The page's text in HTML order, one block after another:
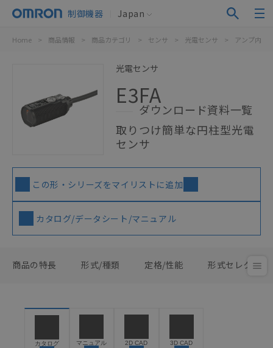
制御機器 Japan
Home > 商品情報 > 商品カテゴリ > センサ > 光電センサ > アンプ内蔵
光電センサ
E3FA
ダウンロード資料一覧
取りつけ簡単な円柱型光電
センサ
この形・シリーズをマイリストに追加
カタログ/データシート/マニュアル
商品の特長 形式/種類 定格/性能 形式セレクタ
カタログ マニュアル 2D CAD 3D CAD